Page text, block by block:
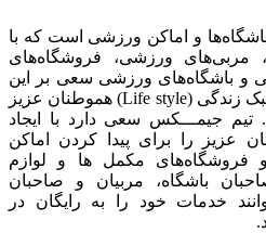
و اماکن ورزشی است که با
ورزشی، فروشگاه‌های
و باشگاه‌های ورزشی سعی بر این
دارد تا در راستای بهتر شدن سبک زندگی (Life style) هموطنان عزیز
جیمـــکس سعی دارد با ایجاد
را برای پیدا کردن اماکن
و فروشگاه‌های مکمل ها و لوازم
باشگاه‌، مربیان و صاحبان
خدمات خود را به رایگان در